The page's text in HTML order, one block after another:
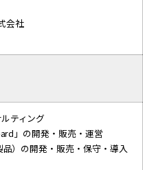
会社
ティング
」の開発・販売・運営
品）の開発・販売・保守・導入